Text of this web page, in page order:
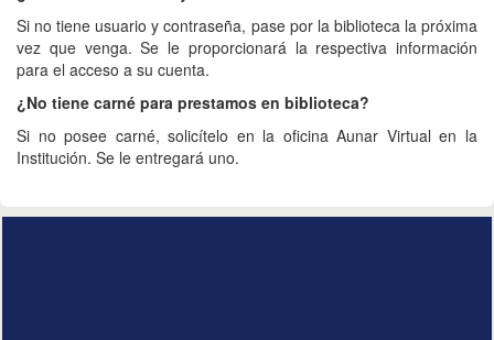
Si no tiene usuario y contraseña, pase por la biblioteca la próxima
vez que venga. Se le proporcionará la respectiva información
para el acceso a su cuenta.
¿No tiene carné para prestamos en biblioteca?
Si no posee carné, solicítelo en la oficina Aunar Virtual en la
Institución. Se le entregará uno.